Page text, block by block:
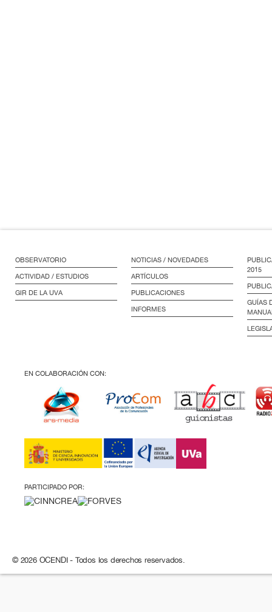
OBSERVATORIO
ACTIVIDAD / ESTUDIOS
GIR DE LA UVA
NOTICIAS / NOVEDADES
ARTÍCULOS
PUBLICACIONES
INFORMES
2015
GUÍAS
EN COLABORACIÓN CON:
PARTICIPADO POR:
© 2026 OCENDI - Todos los derechos reservados.